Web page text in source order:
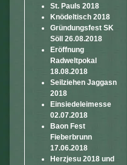
St. Pauls 2018
Knödeltisch 2018
Gründungsfest SK
Söll 26.08.2018
Eröffnung
Radweltpokal
18.08.2018
Seilziehen Jaggasn
2018
Einsiedeleimesse
02.07.2018
Baon Fest
Fieberbrunn
17.06.2018
Herzjesu 2018 und